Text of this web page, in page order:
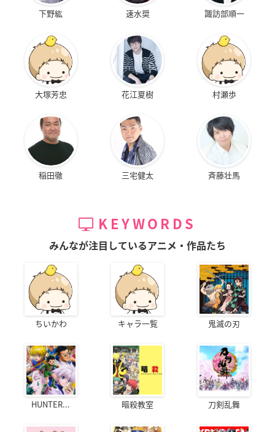
下野紘 速水奨 諏訪部順一
大塚芳忠 花江夏樹 村瀬歩
稲田徹 三宅健太 斉藤壮馬
KEYWORDS
みんなが注目しているアニメ・作品たち
ちいかわ キャラ一覧 鬼滅の刃
HUNTER... 暗殺教室 刀剣乱舞